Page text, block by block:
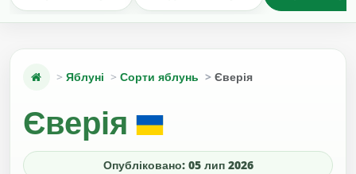
Яблуні Сорти яблунь Єверія
Єверія
Опубліковано: 05 лип 2026